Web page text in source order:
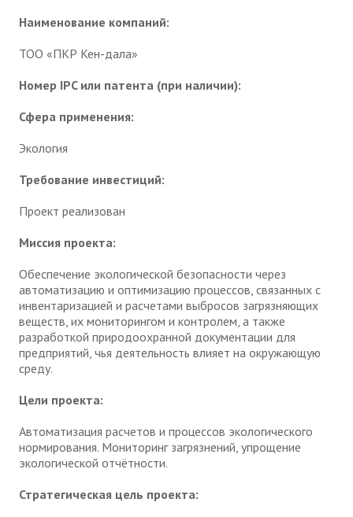
Наименование компаний:
ТОО «ПКР Кен-дала»
Номер IPC или патента (при наличии):
Сфера применения:
Экология
Требование инвестиций:
Проект реализован
Миссия проекта:
Обеспечение экологической безопасности через
автоматизацию и оптимизацию процессов, связанных с
инвентаризацией и расчетами выбросов загрязняющих
веществ, их мониторингом и контролем, а также
разработкой природоохранной документации для
предприятий, чья деятельность влияет на окружающую
среду.
Цели проекта:
Автоматизация расчетов и процессов экологического
нормирования. Мониторинг загрязнений, упрощение
экологической отчётности.
Стратегическая цель проекта: